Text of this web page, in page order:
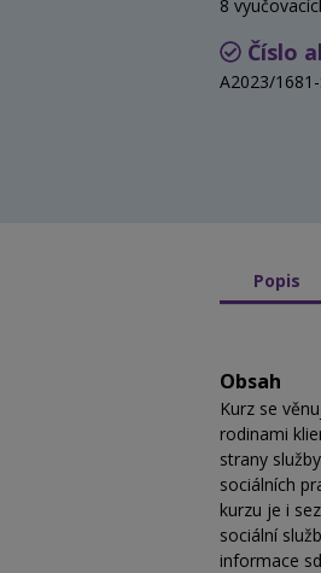
8
Číslo
A2023/
Popis
Obsah
Kurz se
rodinami
strany
sociálních
kurzu je i
sociální
informace